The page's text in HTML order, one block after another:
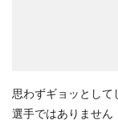
思わずギョッとして
選手ではありません